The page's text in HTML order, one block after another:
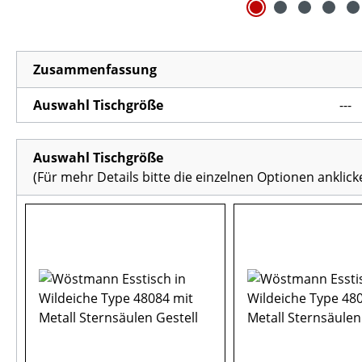
Zusammenfassung
Auswahl Tischgröße
---
Auswahl Tischgröße
(Für mehr Details bitte die einzelnen Optionen